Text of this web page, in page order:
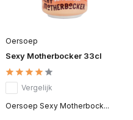
Oersoep
Sexy Motherbocker 33cl
Vergelijk
Oersoep Sexy Motherbock...